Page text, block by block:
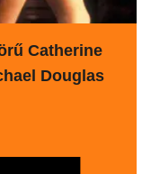
Catherine
Douglas